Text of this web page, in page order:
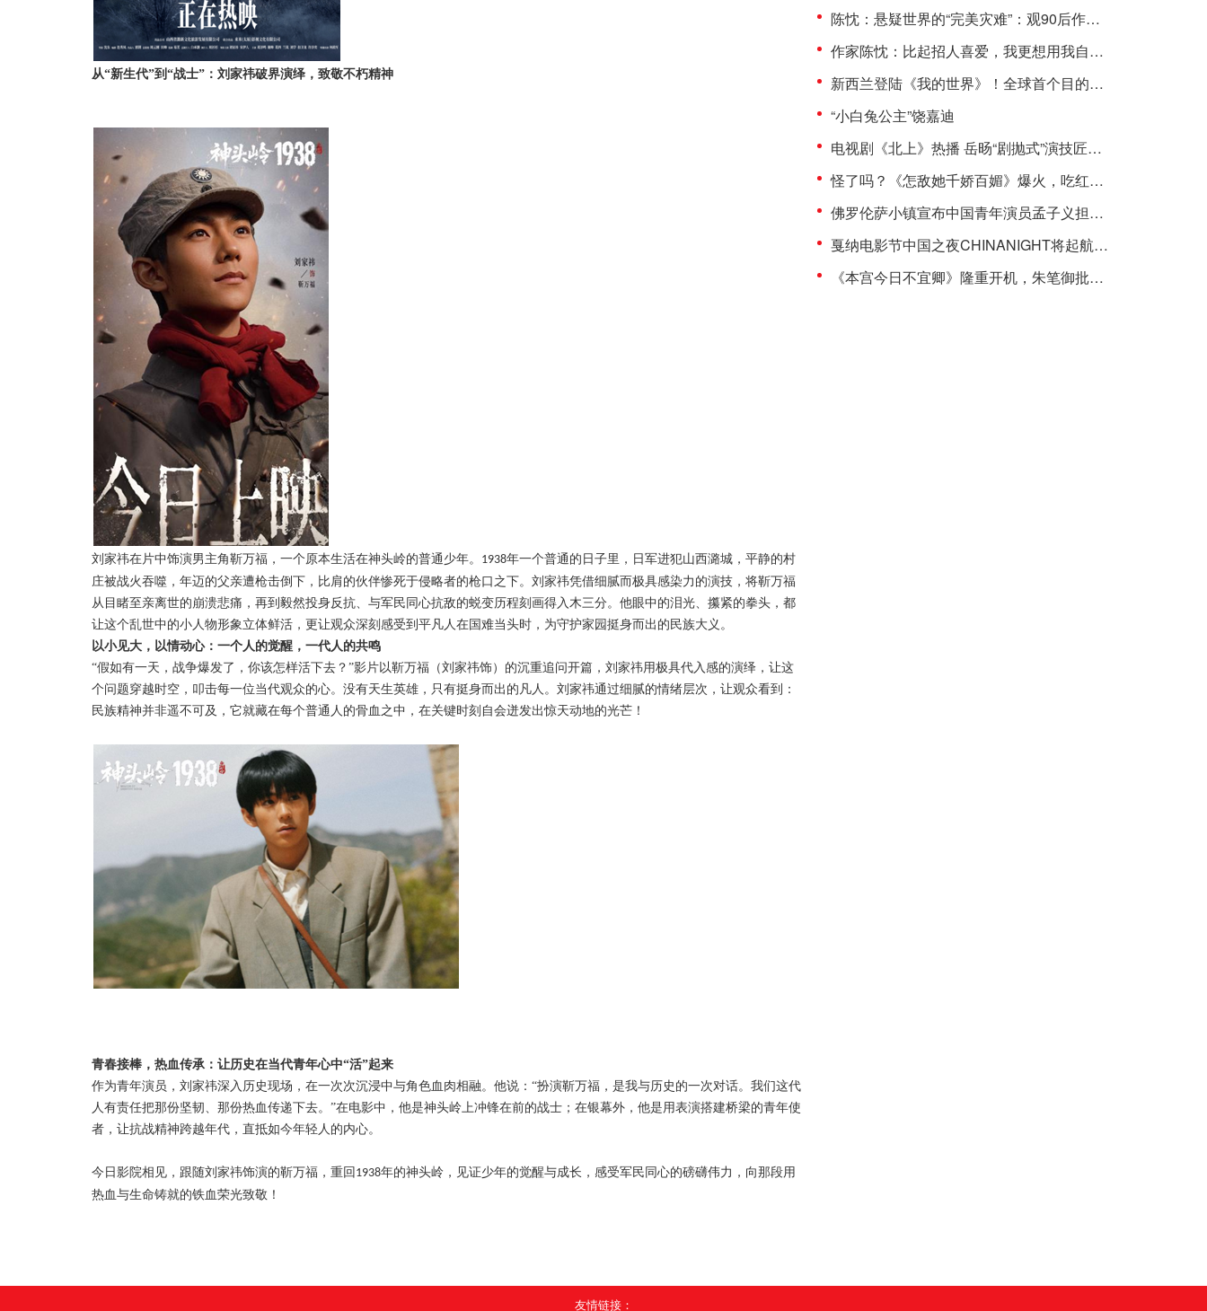
从“新生代”到“战士”：刘家祎破界演绎，致敬不朽精神
刘家祎在片中饰演男主角靳万福，一个原本生活在神头岭的普通少年。 1938年一个普通的日子里 ，日军进犯山西潞城，平静的村
庄被战火吞噬，年迈的父亲遭枪击倒下， 比肩的伙伴惨死于侵略者的枪口之下。刘家祎凭借细腻而极具感染力的演技，将靳万福
从目睹至亲离世的崩溃悲痛，再到毅然投身反抗、与军民同心抗敌的蜕变历程刻画得入木三分。他眼中的泪光、攥紧的拳头 ， 都
让这个乱世中的小人物形象立体鲜活，更让观众深刻感受到平凡人在国难当头时，为守护家园挺身而出的民族大义。
以小见大，以情动心：一个人的觉醒，一代人的共鸣
“假如有一天，战争爆发了，你该怎样活下去？”影片以靳万福 （刘家祎饰） 的沉重追问开篇，刘家祎用极具代入感的演绎，让这
个问题穿越时空，叩击每一位当代观众的心。没有天生英雄，只有挺身而出的凡人。刘家祎通过细腻的情绪层次，让观众看到：
民族精神并非遥不可及，它就藏在每个普通人的骨血之中，在关键时刻自会迸发出惊天动地的光芒！
青春接棒，热血传承：让历史在当代青年心中“活”起来
作为青年演员，刘家祎深入历史现场，在一次次沉浸中与角色血肉相融。他说： “扮演靳万福，是我与历史的一次对话。我们这代
人有责任把那份坚韧、那份热血传递下去。”在电影中，他是神头岭上冲锋在前的战士；在银幕外，他是用表演搭建桥梁的青年使
者，让抗战精神跨越年代，直抵如今年轻人的内心。
今日影院相见，跟随刘家祎饰演的靳万福，重回 1938年的神头岭，见证少年的觉醒与成长，感受军民同心的磅礴伟力，向那段用
热血与生命铸就的铁血荣光致敬！
陈忱：悬疑世界的“完美灾难”：观90后作家的文学突围
作家陈忱：比起招人喜爱，我更想用我自己的方式去表达
新西兰登陆《我的世界》！全球首个目的地游戏模组震撼上线
“小白兔公主”饶嘉迪
电视剧《北上》热播 岳旸“剧抛式”演技匠心诠释运河人生
怪了吗？《怎敌她千娇百媚》爆火，吃红利的竟是“镶边公主”饶嘉迪！
佛罗伦萨小镇宣布中国青年演员孟子义担任品牌代言人
戛纳电影节中国之夜CHINANIGHT将起航，以影为媒推动文旅新发展
《本宫今日不宜卿》隆重开机，朱笔御批引爆朝堂暗战
友情链接：